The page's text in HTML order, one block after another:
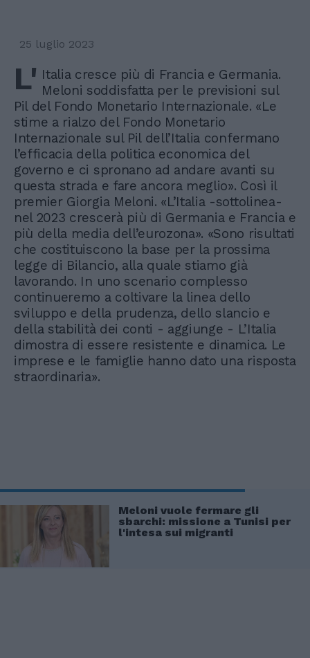
25 luglio 2023
L' Italia cresce più di Francia e Germania.
Meloni soddisfatta per le previsioni sul
Pil del Fondo Monetario Internazionale. «Le
stime a rialzo del Fondo Monetario
Internazionale sul Pil dell’Italia confermano
l’efficacia della politica economica del
governo e ci spronano ad andare avanti su
questa strada e fare ancora meglio». Così il
premier Giorgia Meloni. «L’Italia -sottolinea-
nel 2023 crescerà più di Germania e Francia e
più della media dell’eurozona». «Sono risultati
che costituiscono la base per la prossima
legge di Bilancio, alla quale stiamo già
lavorando. In uno scenario complesso
continueremo a coltivare la linea dello
sviluppo e della prudenza, dello slancio e
della stabilità dei conti - aggiunge - L’Italia
dimostra di essere resistente e dinamica. Le
imprese e le famiglie hanno dato una risposta
straordinaria».
Meloni vuole fermare gli
sbarchi: missione a Tunisi per
l'intesa sui migranti